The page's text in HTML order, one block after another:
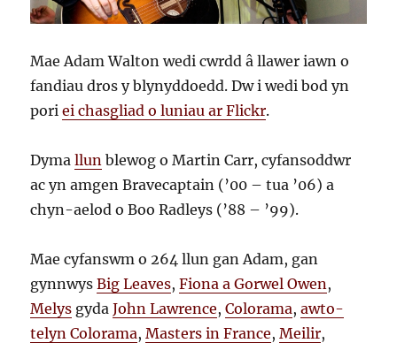
Mae Adam Walton wedi cwrdd â llawer iawn o
fandiau dros y blynyddoedd. Dw i wedi bod yn
poriei chasgliad o luniau ar Flickr.
Dymallun blewog o Martin Carr, cyfansoddwr
ac yn amgen Bravecaptain (’00 – tua ’06) a
chyn-aelod o Boo Radleys (’88 – ’99).
Mae cyfanswm o 264 llun gan Adam, gan
gynnwysBig Leaves,Fiona a Gorwel Owen ,
Melys gydaJohn Lawrence,Colorama,awto-
telyn Colorama,Masters in France,Meilir,